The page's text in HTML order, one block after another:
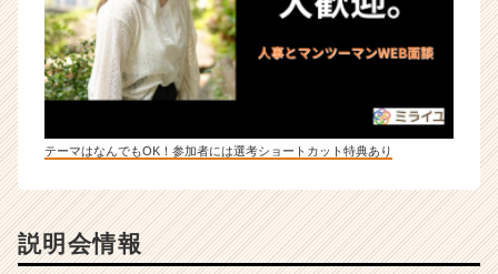
テーマはなんでもOK！参加者には選考ショートカット特典あり
説明会情報